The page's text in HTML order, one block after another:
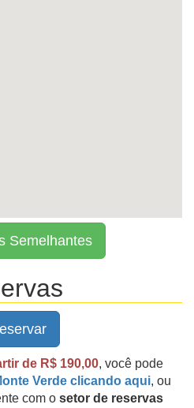
Semelhantes
de R$ 190,00, você pode
Verde clicando aqui, ou
com o setor de reservas